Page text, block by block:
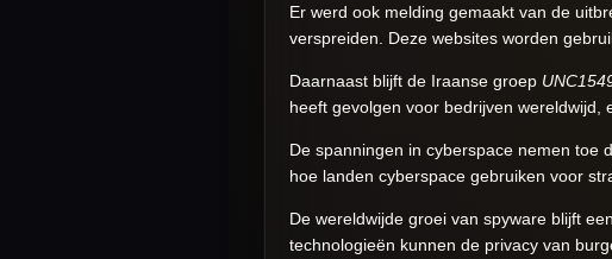
Er werd ook melding gemaakt van de
verspreiden. Deze websites worden
Daarnaast blijft de Iraanse groep
heeft gevolgen voor bedrijven wereldwijd,
De spanningen in cyberspace nemen toe
hoe landen cyberspace gebruiken voor
De wereldwijde groei van spyware blijft
technologieën kunnen de privacy van